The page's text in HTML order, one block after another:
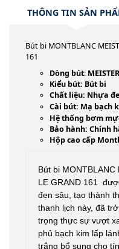
THÔNG TIN SẢN
Bút bi MONTBLANC
161
Dòng bút:
Kiểu bút: Bút bi
Chất liệu: Nhựa
Cài bút: Mạ bạch
Hệ thống bơm
Bảo hành: Chính
Hộp cao cấp
Bút bi MONTBLANC
LE GRAND 161
đen sâu, tạo thành
thanh lịch này, đã
trọng thực sự vượt
phủ bạch kim lấp
trắng bổ sung cho